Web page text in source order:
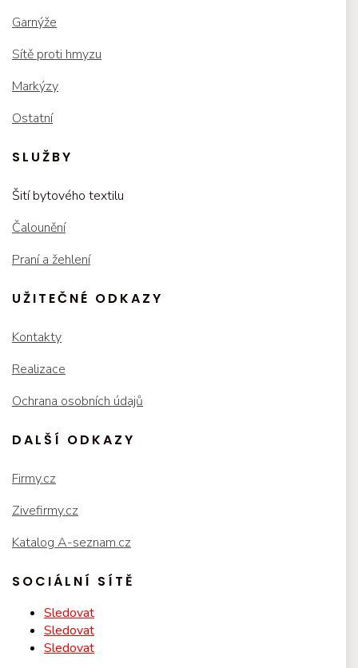
Garnýže
Sítě proti hmyzu
Markýzy
Ostatní
SLUŽBY
Šití bytového textilu
Čalounění
Praní a žehlení
UŽITEČNÉ ODKAZY
Kontakty
Realizace
Ochrana osobních údajů
DALŠÍ ODKAZY
Firmy.cz
Zivefirmy.cz
Katalog A-seznam.cz
SOCIÁLNÍ SÍTĚ
Sledovat
Sledovat
Sledovat